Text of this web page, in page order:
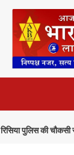
रिसिया पुलिस की